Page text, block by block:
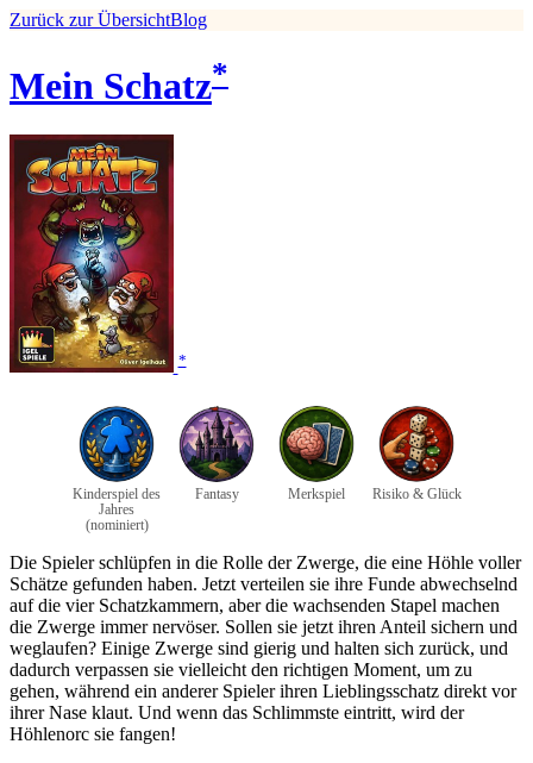
Zurück zur ÜbersichtBlog
Mein Schatz*
*
Kinderspiel des
Jahres
(nominiert)
Fantasy Merkspiel Risiko & Glück
Die Spieler schlüpfen in die Rolle der Zwerge, die eine Höhle voller
Schätze gefunden haben. Jetzt verteilen sie ihre Funde abwechselnd
auf die vier Schatzkammern, aber die wachsenden Stapel machen
die Zwerge immer nervöser. Sollen sie jetzt ihren Anteil sichern und
weglaufen? Einige Zwerge sind gierig und halten sich zurück, und
dadurch verpassen sie vielleicht den richtigen Moment, um zu
gehen, während ein anderer Spieler ihren Lieblingsschatz direkt vor
ihrer Nase klaut. Und wenn das Schlimmste eintritt, wird der
Höhlenorc sie fangen!